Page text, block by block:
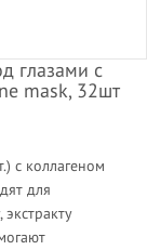
глазами с
mask, 32шт
с коллагеном
для